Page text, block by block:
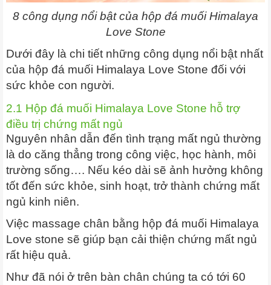
8 công dụng nổi bật của hộp đá muối Himalaya
Love Stone
Dưới đây là chi tiết những công dụng nổi bật nhất
của hộp đá muối Himalaya Love Stone đối với
sức khỏe con người.
2.1 Hộp đá muối Himalaya Love Stone hỗ trợ
điều trị chứng mất ngủ
Nguyên nhân dẫn đến tình trạng mất ngủ thường
là do căng thẳng trong công việc, học hành, môi
trường sống…. Nếu kéo dài sẽ ảnh hưởng không
tốt đến sức khỏe, sinh hoạt, trở thành chứng mất
ngủ kinh niên.
Việc massage chân bằng hộp đá muối Himalaya
Love stone sẽ giúp bạn cải thiện chứng mất ngủ
rất hiệu quả.
Như đã nói ở trên bàn chân chúng ta có tới 60